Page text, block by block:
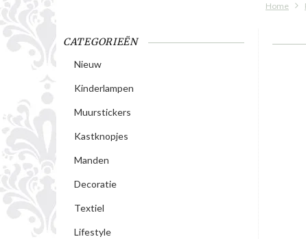
Home
CATEGORIEËN
Nieuw
Kinderlampen
Muurstickers
Kastknopjes
Manden
Decoratie
Textiel
Lifestyle